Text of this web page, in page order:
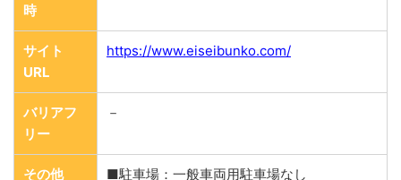
時
サイト
URL
https://www.eiseibunko.com/
バリアフ
リー
－
その他 ■駐車場：一般車両用駐車場なし